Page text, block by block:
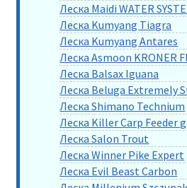
Леска Maidi WATER
Леска Kumyang Tiagra
Леска Kumyang Antares
Леска Asmoon KRONER
Леска Balsax Iguana
Леска Beluga Extremely
Леска Shimano Technium
Леска Killer Carp Feeder
Леска Salon Trout
Леска Winner Pike Expert
Леска Evil Beast Carbon